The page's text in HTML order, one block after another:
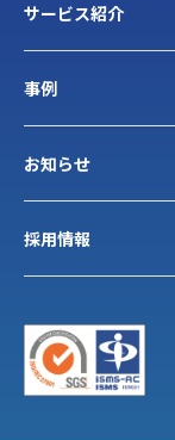
サービス紹介
事例
お知らせ
採用情報